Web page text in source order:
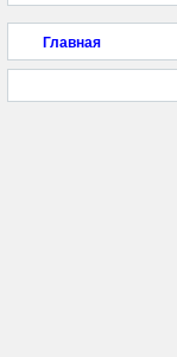
Главная